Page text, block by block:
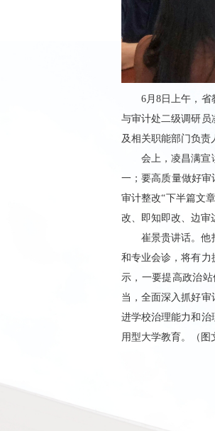
6月8日上午，省
与审计处二级调研员
及相关职能部门负责
会上，凌昌满宣
一；要高质量做好审
审计整改“下半篇文
改、即知即改、边审
崔景贵讲话。他
和专业会诊，将有力
示，一要提高政治
当，全面深入抓好
进学校治理能力和治
用型大学教育。（图